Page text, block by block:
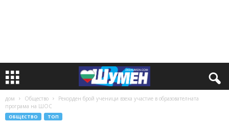
дом Общество
Рекорден брой ученици взеха участие в образователната
програма на ШОС
ОБЩЕСТВО ТОП